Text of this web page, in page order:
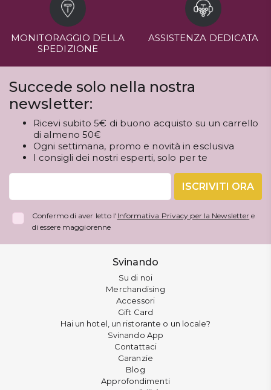
MONITORAGGIO DELLA
SPEDIZIONE
ASSISTENZA DEDICATA
Succede solo nella nostra
newsletter:
Ricevi subito 5€ di buono acquisto su un carrello
di almeno 50€
Ogni settimana, promo e novità in esclusiva
I consigli dei nostri esperti, solo per te
ISCRIVITI ORA
Confermo di aver letto l' Informativa Privacy per la Newsletter e
di essere maggiorenne
Svinando
Su di noi
Merchandising
Accessori
Gift Card
Hai un hotel, un ristorante o un locale?
Svinando App
Contattaci
Garanzie
Blog
Approfondimenti